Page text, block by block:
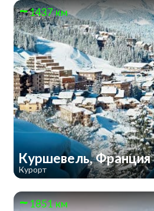
1437 км
Куршевель, Франция
Курорт
1851 км